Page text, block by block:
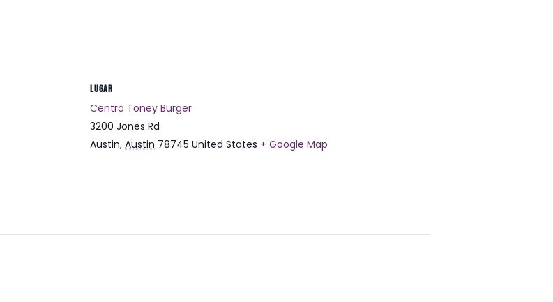
LUGAR
Centro Toney Burger
3200 Jones Rd
Austin, Austin 78745 United States + Google Map